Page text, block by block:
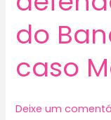
do
caso
Deixe um